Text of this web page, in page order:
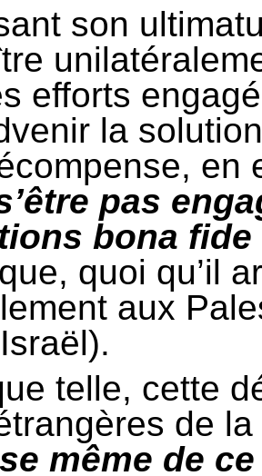
son
efforts
la
en
pas
bona fide
quoi qu’il
aux
telle, cette
de la
même de